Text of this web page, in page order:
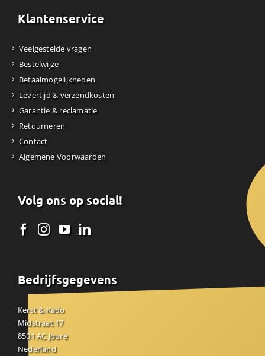
Klantenservice
Veelgestelde vragen
Bestelwijze
Betaalmogelijkheden
Levertijd & verzendkosten
Garantie & reclamatie
Retourneren
Contact
Algemene Voorwaarden
Volg ons op social!
Bedrijfsgegevens
Kerst & Kado
Midstraat 17
8501 AC Joure
Nederland